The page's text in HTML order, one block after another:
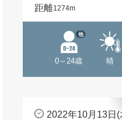
距離1274m
0～24歳
他
晴
2022年10月13日(